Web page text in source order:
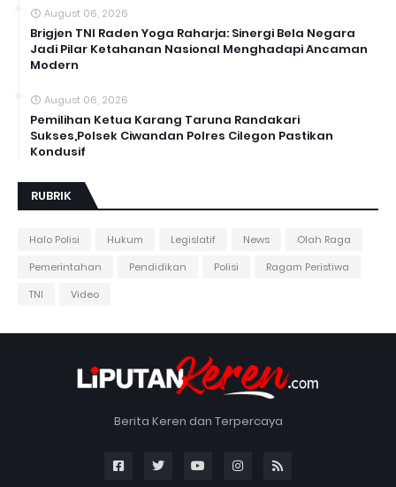
August 06, 2026
Brigjen TNI Raden Yoga Raharja: Sinergi Bela Negara
Jadi Pilar Ketahanan Nasional Menghadapi Ancaman
Modern
August 06, 2026
Pemilihan Ketua Karang Taruna Randakari
Sukses,Polsek Ciwandan Polres Cilegon Pastikan
Kondusif
RUBRIK
Halo Polisi Hukum Legislatif News
Olah Raga
Pemerintahan
Pendidikan Polisi
Ragam Peristiwa
TNI
Video
Berita Keren dan Terpercaya